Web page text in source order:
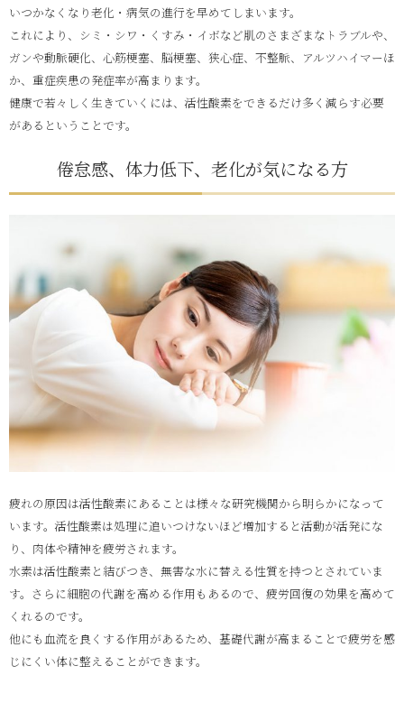
いつかなくなり老化・病気の進行を早めてしまいます。
これにより、シミ・シワ・くすみ・イボなど肌のさまざまなトラブルや、
ガンや動脈硬化、心筋梗塞、脳梗塞、狭心症、不整脈、アルツハイマーほ
か、重症疾患の発症率が高まります。
健康で若々しく生きていくには、活性酸素をできるだけ多く減らす必要
があるということです。
倦怠感、体力低下、老化が気になる方
疲れの原因は活性酸素にあることは様々な研究機関から明らかになって
います。活性酸素は処理に追いつけないほど増加すると活動が活発にな
り、肉体や精神を疲労されます。
水素は活性酸素と結びつき、無害な水に替える性質を持つとされていま
す。さらに細胞の代謝を高める作用もあるので、疲労回復の効果を高めて
くれるのです。
他にも血流を良くする作用があるため、基礎代謝が高まることで疲労を感
じにくい体に整えることができます。